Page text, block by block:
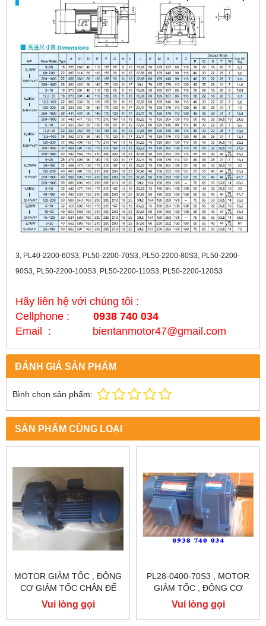
3, PL40-2200-60S3, PL50-2200-70S3, PL50-2200-80S3, PL50-2200-
90S3, PL50-2200-100S3, PL50-2200-110S3, PL50-2200-120S3
Hãy liên hệ với chúng tôi :
Cellphone : 0938 740 034
Email : bientanmotor47@gmail.com
ĐÁNH GIÁ SẢN PHẨM
Bình chọn sản phẩm:
SẢN PHẨM CÙNG LOẠI
MOTOR GIẢM TỐC , ĐỘNG
CƠ GIẢM TỐC CHÂN ĐẾ
Vui lòng gọi
PL28-0400-70S3 , MOTOR
GIẢM TỐC , ĐÔNG CƠ
GIẢM TỐC CHÂN ĐẾ
TUNGLEE
Vui lòng gọi